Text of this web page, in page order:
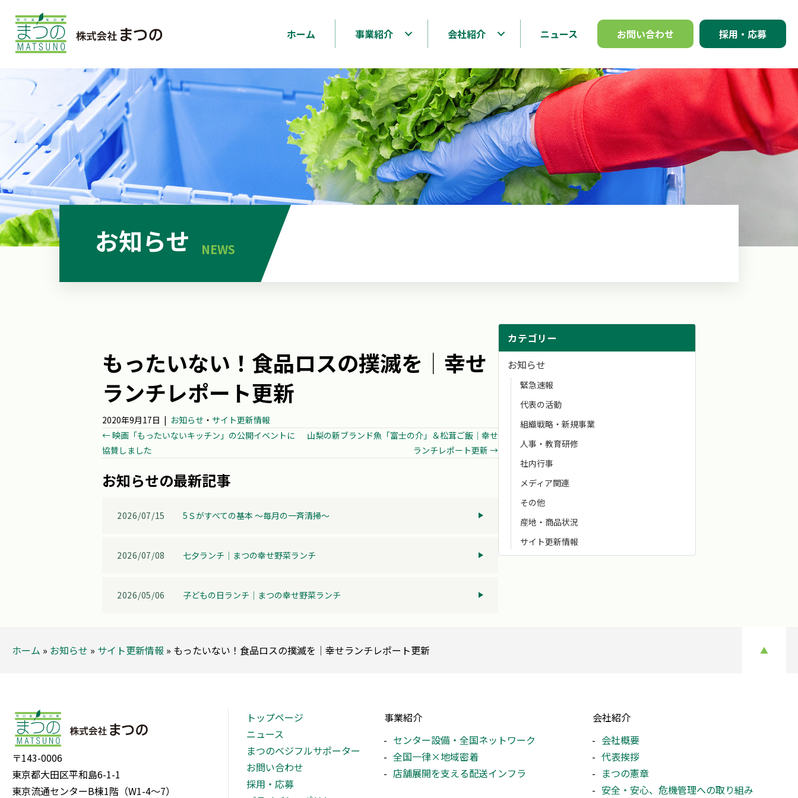
ホーム 事業紹介 会社紹介 ニュース お問い合わせ 採用・応募
お知らせ NEWS
もったいない！食品ロスの撲滅を│幸せ
ランチレポート更新
2020年9月17日 | お知らせ ・ サイト更新情報
Posts
← 映画「もったいないキッチン」の公開イベントに
協賛しました
山梨の新ブランド魚「富士の介」＆松茸ご飯│幸せ
ランチレポート更新 →
お知らせの最新記事
2026/07/15 5Ｓがすべての基本 ～毎月の一斉清掃～
2026/07/08 七夕ランチ│まつの幸せ野菜ランチ
2026/05/06 子どもの日ランチ│まつの幸せ野菜ランチ
カテゴリー
お知らせ
緊急速報
代表の活動
組織戦略・新規事業
人事・教育研修
社内行事
メディア関連
その他
産地・商品状況
サイト更新情報
ホーム » お知らせ » サイト更新情報 » もったいない！食品ロスの撲滅を│幸せランチレポート更新 ▲
〒143-0006
東京都大田区平和島6-1-1
東京流通センターB棟1階（W1-4～7）
トップページ
ニュース
まつのベジフルサポーター
お問い合わせ
採用・応募
事業紹介
センター設備・全国ネットワーク
全国一律×地域密着
店舗展開を支える配送インフラ
会社紹介
会社概要
代表挨拶
まつの憲章
安全・安心、危機管理への取り組み